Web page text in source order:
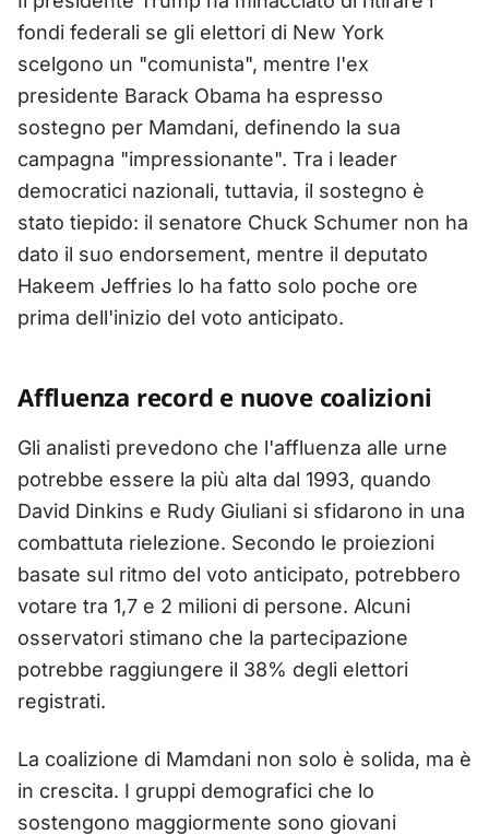
fondi federali se gli elettori di New York
scelgono un "comunista", mentre l'ex
presidente Barack Obama ha espresso
sostegno per Mamdani, definendo la sua
campagna "impressionante". Tra i leader
democratici nazionali, tuttavia, il sostegno è
stato tiepido: il senatore Chuck Schumer non ha
dato il suo endorsement, mentre il deputato
Hakeem Jeffries lo ha fatto solo poche ore
prima dell'inizio del voto anticipato.
Affluenza record e nuove coalizioni
Gli analisti prevedono che l'affluenza alle urne
potrebbe essere la più alta dal 1993, quando
David Dinkins e Rudy Giuliani si sfidarono in una
combattuta rielezione. Secondo le proiezioni
basate sul ritmo del voto anticipato, potrebbero
votare tra 1,7 e 2 milioni di persone. Alcuni
osservatori stimano che la partecipazione
potrebbe raggiungere il 38% degli elettori
registrati.
La coalizione di Mamdani non solo è solida, ma è
in crescita. I gruppi demografici che lo
sostengono maggiormente sono giovani